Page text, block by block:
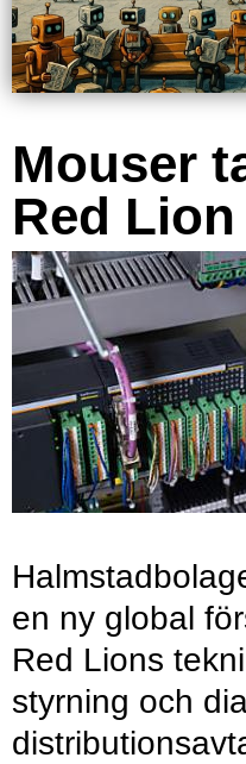
Mouser
Red
en ny global
Red Lions
styrning och